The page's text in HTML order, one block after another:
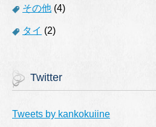
その他 (4)
タイ (2)
Twitter
Tweets by kankokuiine